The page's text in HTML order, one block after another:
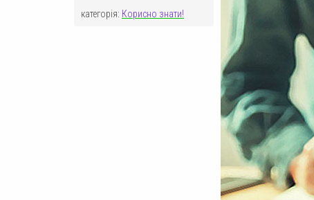
категорія: Корисно знати!